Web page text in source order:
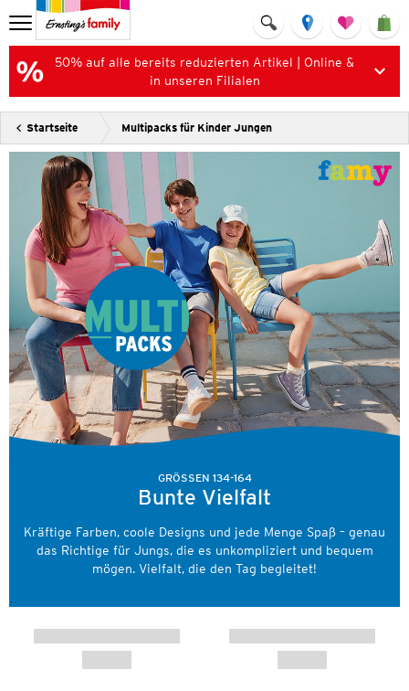
50% auf alle bereits reduzierten Artikel | Online &
in unseren Filialen
Startseite Multipacks für Kinder Jungen
GRÖSSEN 134-164
Bunte Vielfalt
Kräftige Farben, coole Designs und jede Menge Spaß – genau
das Richtige für Jungs, die es unkompliziert und bequem
mögen. Vielfalt, die den Tag begleitet!